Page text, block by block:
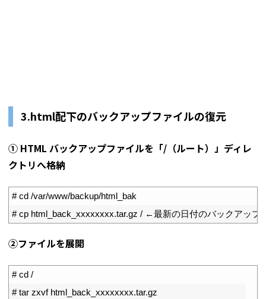
3.html配下のバックアップファイルの復元
① HTML バックアップファイルを「/（ルート）」ディレ
クトリへ格納
# cd /var/www/backup/html_bak
# cp html_back_xxxxxxxx.tar.gz / ←最新の日付のバックアップ
➁ファイルを展開
# cd /
# tar zxvf html_back_xxxxxxxx.tar.gz